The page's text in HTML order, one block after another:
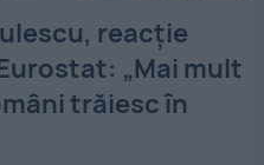
reacție
„Mai mult
trăiesc în